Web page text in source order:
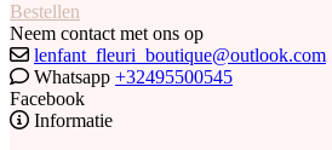
Bestellen
Neem contact met ons op
lenfant_fleuri_boutique@outlook.com
Whatsapp +32495500545
Facebook
Informatie